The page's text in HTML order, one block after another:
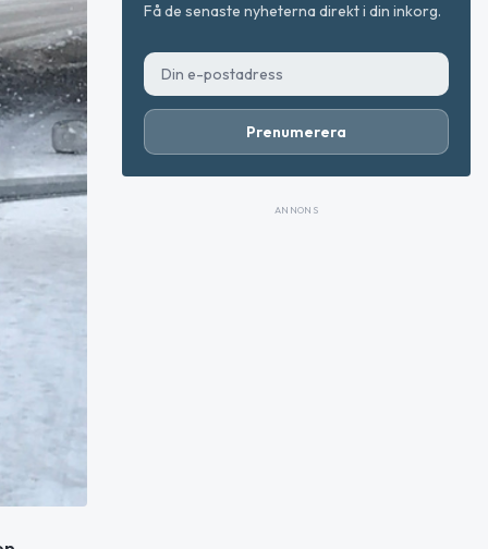
Få de senaste nyheterna direkt i din inkorg.
Prenumerera
ANNONS